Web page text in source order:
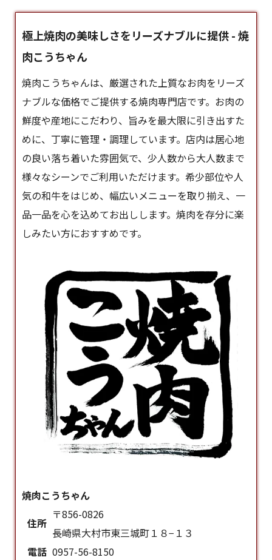
極上焼肉の美味しさをリーズナブルに提供 - 焼
肉こうちゃん
焼肉こうちゃんは、厳選された上質なお肉をリーズ
ナブルな価格でご提供する焼肉専門店です。お肉の
鮮度や産地にこだわり、旨みを最大限に引き出すた
めに、丁寧に管理・調理しています。店内は居心地
の良い落ち着いた雰囲気で、少人数から大人数まで
様々なシーンでご利用いただけます。希少部位や人
気の和牛をはじめ、幅広いメニューを取り揃え、一
品一品を心を込めてお出しします。焼肉を存分に楽
しみたい方におすすめです。
焼肉こうちゃん
住所
〒856-0826
長崎県大村市東三城町１８−１３
電話 0957-56-8150